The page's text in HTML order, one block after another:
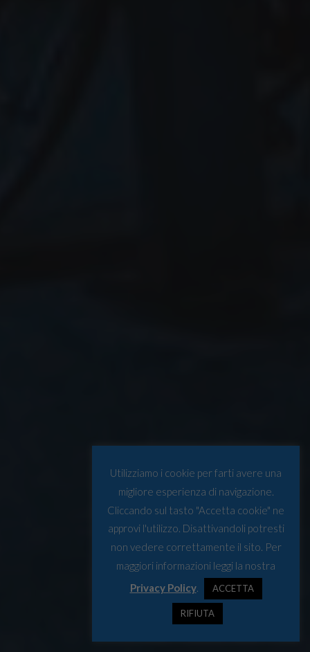
Utilizziamo i cookie per farti avere una
migliore esperienza di navigazione.
Cliccando sul tasto "Accetta cookie" ne
approvi l'utilizzo. Disattivandoli potresti
non vedere correttamente il sito. Per
maggiori informazioni leggi la nostra
Privacy Policy. ACCETTA
RIFIUTA